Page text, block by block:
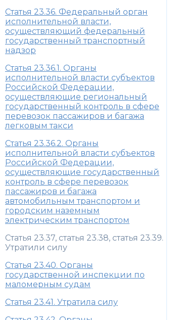
Статья 23.36. Федеральный орган
исполнительной власти,
осуществляющий федеральный
государственный транспортный
надзор
Статья 23.36.1. Органы
исполнительной власти субъектов
Российской Федерации,
осуществляющие региональный
государственный контроль в сфере
перевозок пассажиров и багажа
легковым такси
Статья 23.36.2. Органы
исполнительной власти субъектов
Российской Федерации,
осуществляющие государственный
контроль в сфере перевозок
пассажиров и багажа
автомобильным транспортом и
городским наземным
электрическим транспортом
Статья 23.37, статья 23.38, статья 23.39.
Утратили силу
Статья 23.40. Органы
государственной инспекции по
маломерным судам
Статья 23.41. Утратила силу